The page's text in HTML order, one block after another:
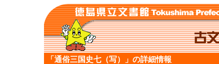
「通俗三国史七（写）」の詳細情報